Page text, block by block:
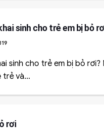
sinh cho trẻ em bị bỏ
sinh cho trẻ em bị bỏ
trẻ và...
rơi